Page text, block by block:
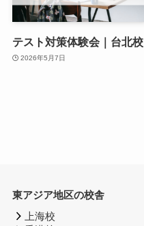
テスト対策体験会｜台北校
2026年5月7日
東アジア地区の校舎
上海校